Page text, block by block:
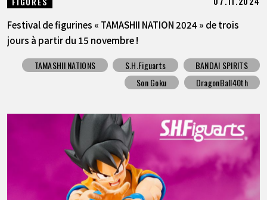
Festival de figurines « TAMASHII NATION 2024 » de trois
jours à partir du 15 novembre !
TAMASHII NATIONS S.H.Figuarts
BANDAI SPIRITS
Son Goku
DragonBall40th